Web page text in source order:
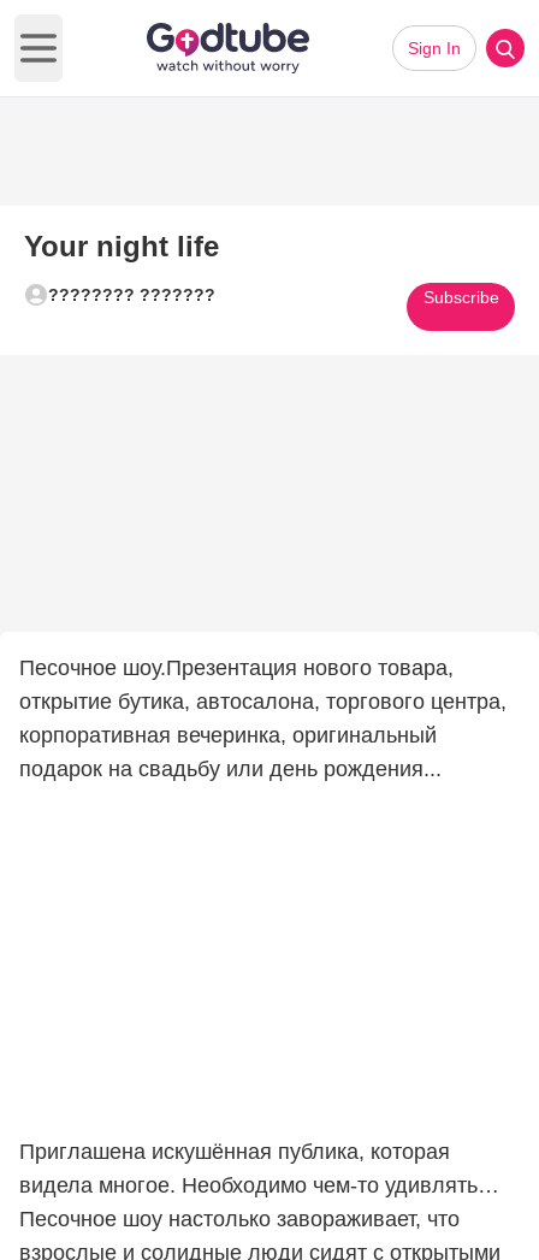
Open main menu
Sign In
Your night life
???????? ??????? Subscribe
Песочное шоу.Презентация нового товара,
открытие бутика, автосалона, торгового центра,
корпоративная вечеринка, оригинальный
подарок на свадьбу или день рождения...
Приглашена искушённая публика, которая
видела многое. Необходимо чем-то удивлять…
Песочное шоу настолько завораживает, что
взрослые и солидные люди сидят с открытыми